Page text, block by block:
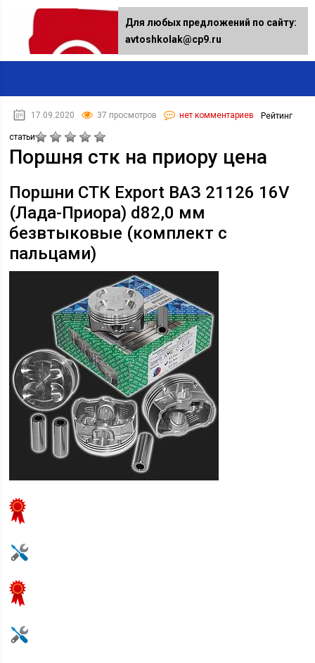
17.09.2020 37 просмотров нет комментариев Рейтинг
статьи
Поршня стк на приору цена
Поршни СТК Export ВАЗ 21126 16V
(Лада-Приора) d82,0 мм
безвтыковые (комплект с
пальцами)
Для любых предложений по сайту:
avtoshkolak@cp9.ru